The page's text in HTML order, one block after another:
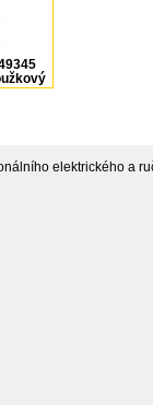
elektrického a